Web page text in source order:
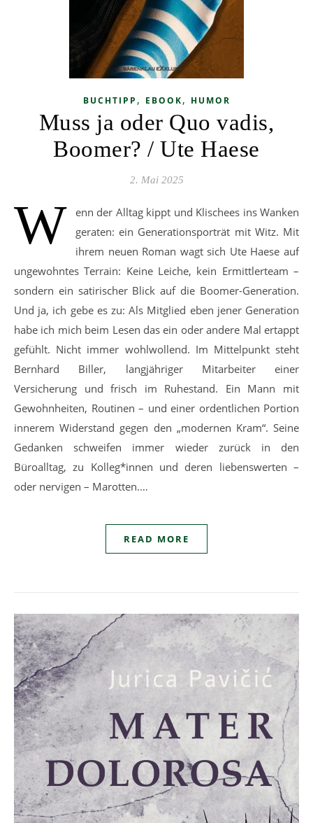
BUCHTIPP , EBOOK, HUMOR
Muss ja oder Quo vadis,
Boomer? / Ute Haese
2. Mai 2025
W
enn der Alltag kippt und Klischees ins Wanken
geraten: ein Generationsporträt mit Witz. Mit
ihrem neuen Roman wagt sich Ute Haese auf
ungewohntes Terrain: Keine Leiche, kein Ermittlerteam –
sondern ein satirischer Blick auf die Boomer-Generation.
Und ja, ich gebe es zu: Als Mitglied eben jener Generation
habe ich mich beim Lesen das ein oder andere Mal ertappt
gefühlt. Nicht immer wohlwollend. Im Mittelpunkt steht
Bernhard Biller, langjähriger Mitarbeiter einer
Versicherung und frisch im Ruhestand. Ein Mann mit
Gewohnheiten, Routinen – und einer ordentlichen Portion
innerem Widerstand gegen den „modernen Kram“. Seine
Gedanken schweifen immer wieder zurück in den
Büroalltag, zu Kolleg*innen und deren liebenswerten –
oder nervigen – Marotten.…
READ MORE